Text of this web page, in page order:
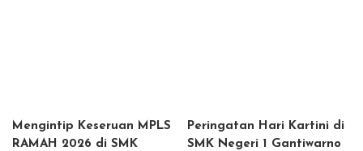
Mengintip Keseruan MPLS
RAMAH 2026 di SMK
Peringatan Hari Kartini di
SMK Negeri 1 Gantiwarno